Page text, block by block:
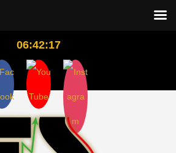
06:42:18